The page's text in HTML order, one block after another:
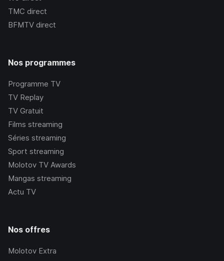
TMC direct
BFMTV direct
Nos programmes
Programme TV
TV Replay
TV Gratuit
Films streaming
Séries streaming
Sport streaming
Molotov TV Awards
Mangas streaming
Actu TV
Nos offres
Molotov Extra